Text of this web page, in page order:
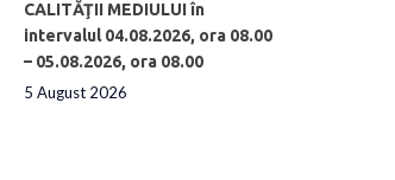
CALITĂŢII MEDIULUI în
intervalul 04.08.2026, ora 08.00
– 05.08.2026, ora 08.00
5 August 2026